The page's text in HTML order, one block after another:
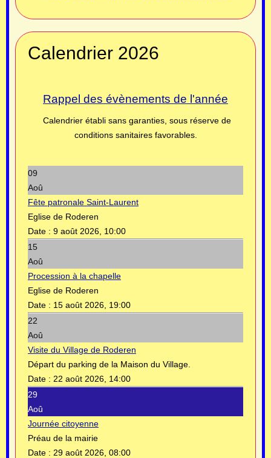
Calendrier 2026
Rappel des évènements de l'année
Calendrier établi sans garanties, sous réserve de
conditions sanitaires favorables.
09
Aoû
Fête patronale Saint-Laurent
Eglise de Roderen
Date : 9 août 2026, 10:00
15
Aoû
Procession à la chapelle
Eglise de Roderen
Date : 15 août 2026, 19:00
22
Aoû
Visite du Village de Roderen
Départ du parking de la Maison du Village.
Date : 22 août 2026, 14:00
29
Aoû
Journée citoyenne
Préau de la mairie
Date : 29 août 2026, 08:00